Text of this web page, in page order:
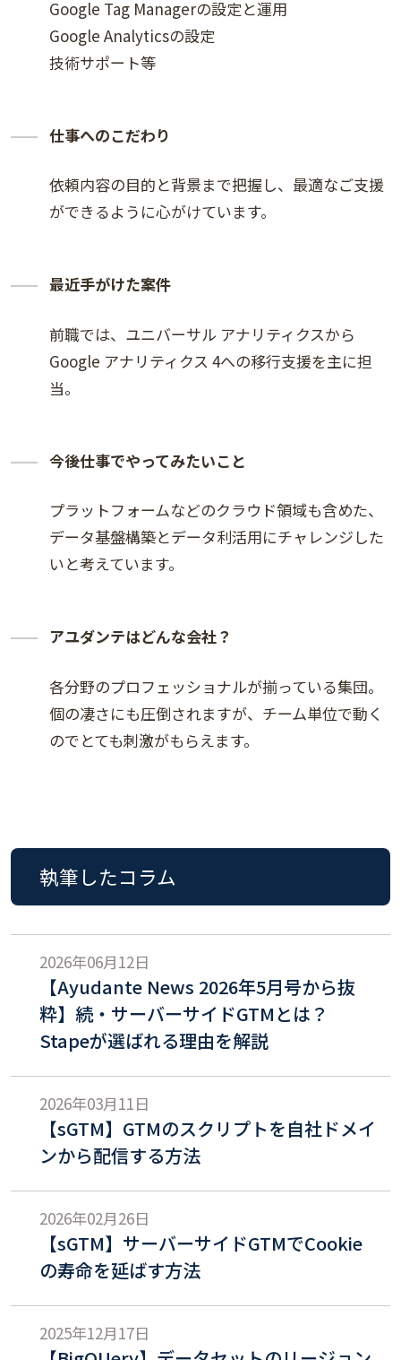
Google Tag Managerの設定と運用
Google Analyticsの設定
技術サポート等
仕事へのこだわり
依頼内容の目的と背景まで把握し、最適なご支援
ができるように心がけています。
最近手がけた案件
前職では、ユニバーサル アナリティクスから
Google アナリティクス 4への移行支援を主に担
当。
今後仕事でやってみたいこと
プラットフォームなどのクラウド領域も含めた、
データ基盤構築とデータ利活用にチャレンジした
いと考えています。
アユダンテはどんな会社？
各分野のプロフェッショナルが揃っている集団。
個の凄さにも圧倒されますが、チーム単位で動く
のでとても刺激がもらえます。
執筆したコラム
2026年06月12日
【Ayudante News 2026年5月号から抜
粋】続・サーバーサイドGTMとは？
Stapeが選ばれる理由を解説
2026年03月11日
【sGTM】GTMのスクリプトを自社ドメイ
ンから配信する方法
2026年02月26日
【sGTM】サーバーサイドGTMでCookie
の寿命を延ばす方法
2025年12月17日